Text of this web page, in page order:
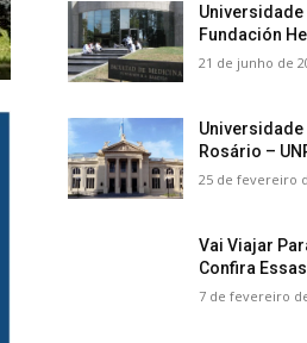
Fundación
21 de junho de
Rosário –
25 de fevereiro
Vai Viajar
Confira
7 de fevereiro